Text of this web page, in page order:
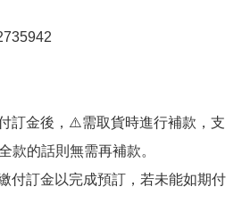
訂金後，⚠️需取貨時進行補款，支
款的話則無需再補款。
付訂金以完成預訂，若未能如期付